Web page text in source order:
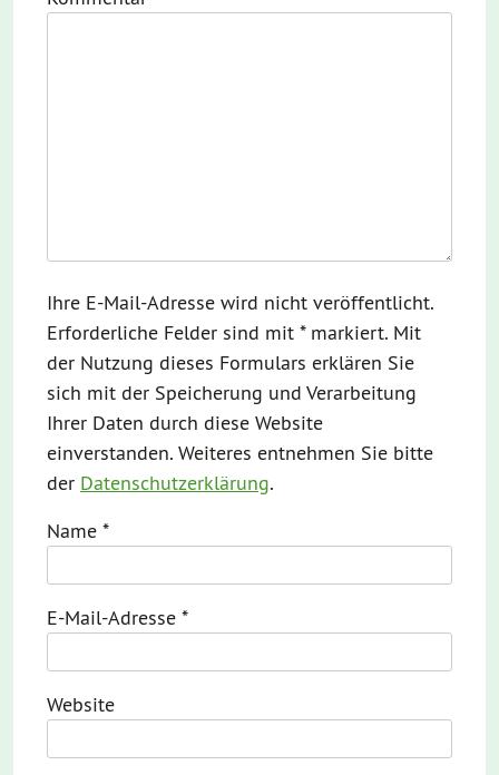
Ihre E-Mail-Adresse wird nicht veröffentlicht.
Erforderliche Felder sind mit * markiert. Mit
der Nutzung dieses Formulars erklären Sie
sich mit der Speicherung und Verarbeitung
Ihrer Daten durch diese Website
einverstanden. Weiteres entnehmen Sie bitte
der Datenschutzerklärung.
Name *
E-Mail-Adresse *
Website